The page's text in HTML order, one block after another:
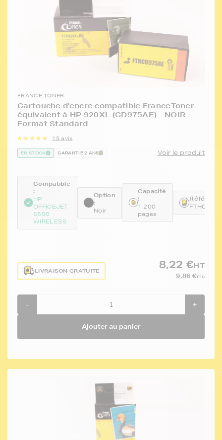
FRANCE TONER
Cartouche d'encre compatible FranceToner
équivalent à HP 920XL (CD975AE) - NOIR -
Format Standard
15 avis
EN STOCK GARANTIE 2 ANS Voir le produit
Compatible
:
HP
OFFICEJET
6500
WIRELESS
Option
:
Noir
Capacité
:
1 200
pages
LIVRAISON GRATUITE
8,22 €HT
9,86 €TTC
- +
Ajouter au panier